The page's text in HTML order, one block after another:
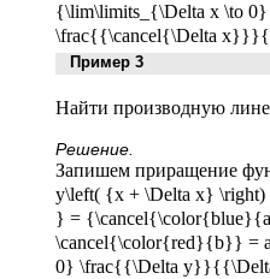
{\lim\limits_{\Delta x \to
\frac{{\cancel{\Delta
Пример 3
Найти производную
Решение.
Запишем приращение
y\left( {x + \Delta x}
} =
\cancel{\color{red}{b}} =
0} \frac{{\Delta